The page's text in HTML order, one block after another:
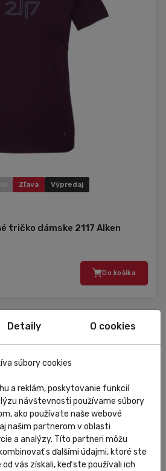
Zľava Výpredaj
tričko dámske 2117 Alken
Do košíka
Detaily O cookies
súbory cookies
a reklám, poskytovanie funkcií
návštevnosti používame súbory
ako používate naše webové
našim partnerom v oblasti
a analýzy. Títo partneri môžu
s ďalšími údajmi, ktoré ste
vás získali, keď ste používali ich